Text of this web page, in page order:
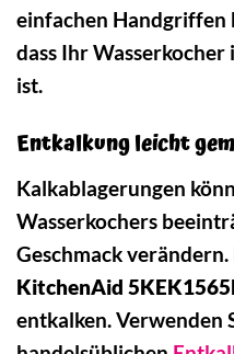
einfachen Handgriffen
dass Ihr
ist.
Entkalkung leicht
Kalkablagerungen
Wasserkochers
Geschmack
KitchenAid
entkalken. Verwenden